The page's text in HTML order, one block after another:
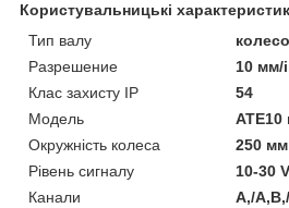
Користувальницькі
Тип валу
Разрешение
10 мм/
Клас захисту ІР
54
Мoдель
Окружність колеса
250 мм
Рівень сигналу
10-30
Канали
A,/